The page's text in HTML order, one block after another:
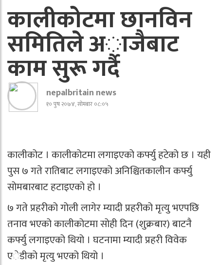
कालीकोटमा छानविन
समितिले अाजैबाट
काम सुरू गर्दै
nepalbritain news
१० पुष २०७४, सोमबार ०८:०५
कालीकोट । कालीकोटमा लगाइएको कर्फ्यु हटेको छ । यही
पुस ७ गते रातिबाट लगाइएको अनिश्चितकालीन कर्फ्यु
सोमबारबाट हटाइएको हो ।
७ गते प्रहरीको गोली लागेर म्यादी प्रहरीको मृत्यु भएपछि
तनाव भएको कालीकोटमा सोही दिन (शुक्रबार) बाटनै
कर्फ्यु लगाइएको थियो । घटनामा म्यादी प्रहरी विवेक
एेडीको मृत्यु भएको थियो ।